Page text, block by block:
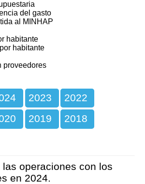
del gasto
al MINHAP
habitante
habitante
proveedores
2023
2022
2019
2018
las operaciones con los
en 2024.